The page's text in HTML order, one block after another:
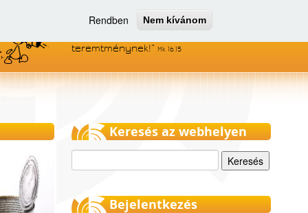
Rendben Nem kívánom
Menjetek el az egész világra, és
teremtménynek!
Mk 16,15
Keresés az webhelyen
Bejelentkezés